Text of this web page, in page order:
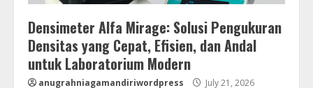
Densimeter Alfa Mirage: Solusi Pengukuran
Densitas yang Cepat, Efisien, dan Andal
untuk Laboratorium Modern
anugrahniagamandiriwordpress July 21, 2026